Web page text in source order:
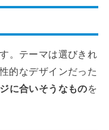
。テーマは選びきれ
的なデザインだった
に合いそうなものを